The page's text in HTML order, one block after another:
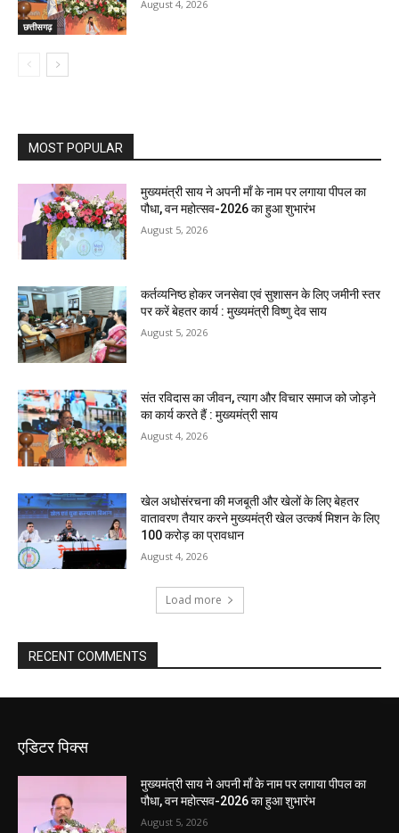
छत्तीसगढ़
August 4, 2026
MOST POPULAR
मुख्यमंत्री साय ने अपनी माँ के नाम पर लगाया पीपल का
पौधा, वन महोत्सव-2026 का हुआ शुभारंभ
August 5, 2026
कर्तव्यनिष्ठ होकर जनसेवा एवं सुशासन के लिए जमीनी स्तर
पर करें बेहतर कार्य : मुख्यमंत्री विष्णु देव साय
August 5, 2026
संत रविदास का जीवन, त्याग और विचार समाज को जोड़ने
का कार्य करते हैं : मुख्यमंत्री साय
August 4, 2026
खेल अधोसंरचना की मजबूती और खेलों के लिए बेहतर
वातावरण तैयार करने मुख्यमंत्री खेल उत्कर्ष मिशन के लिए
100 करोड़ का प्रावधान
August 4, 2026
Load more
RECENT COMMENTS
एडिटर पिक्स
मुख्यमंत्री साय ने अपनी माँ के नाम पर लगाया पीपल का
पौधा, वन महोत्सव-2026 का हुआ शुभारंभ
August 5, 2026